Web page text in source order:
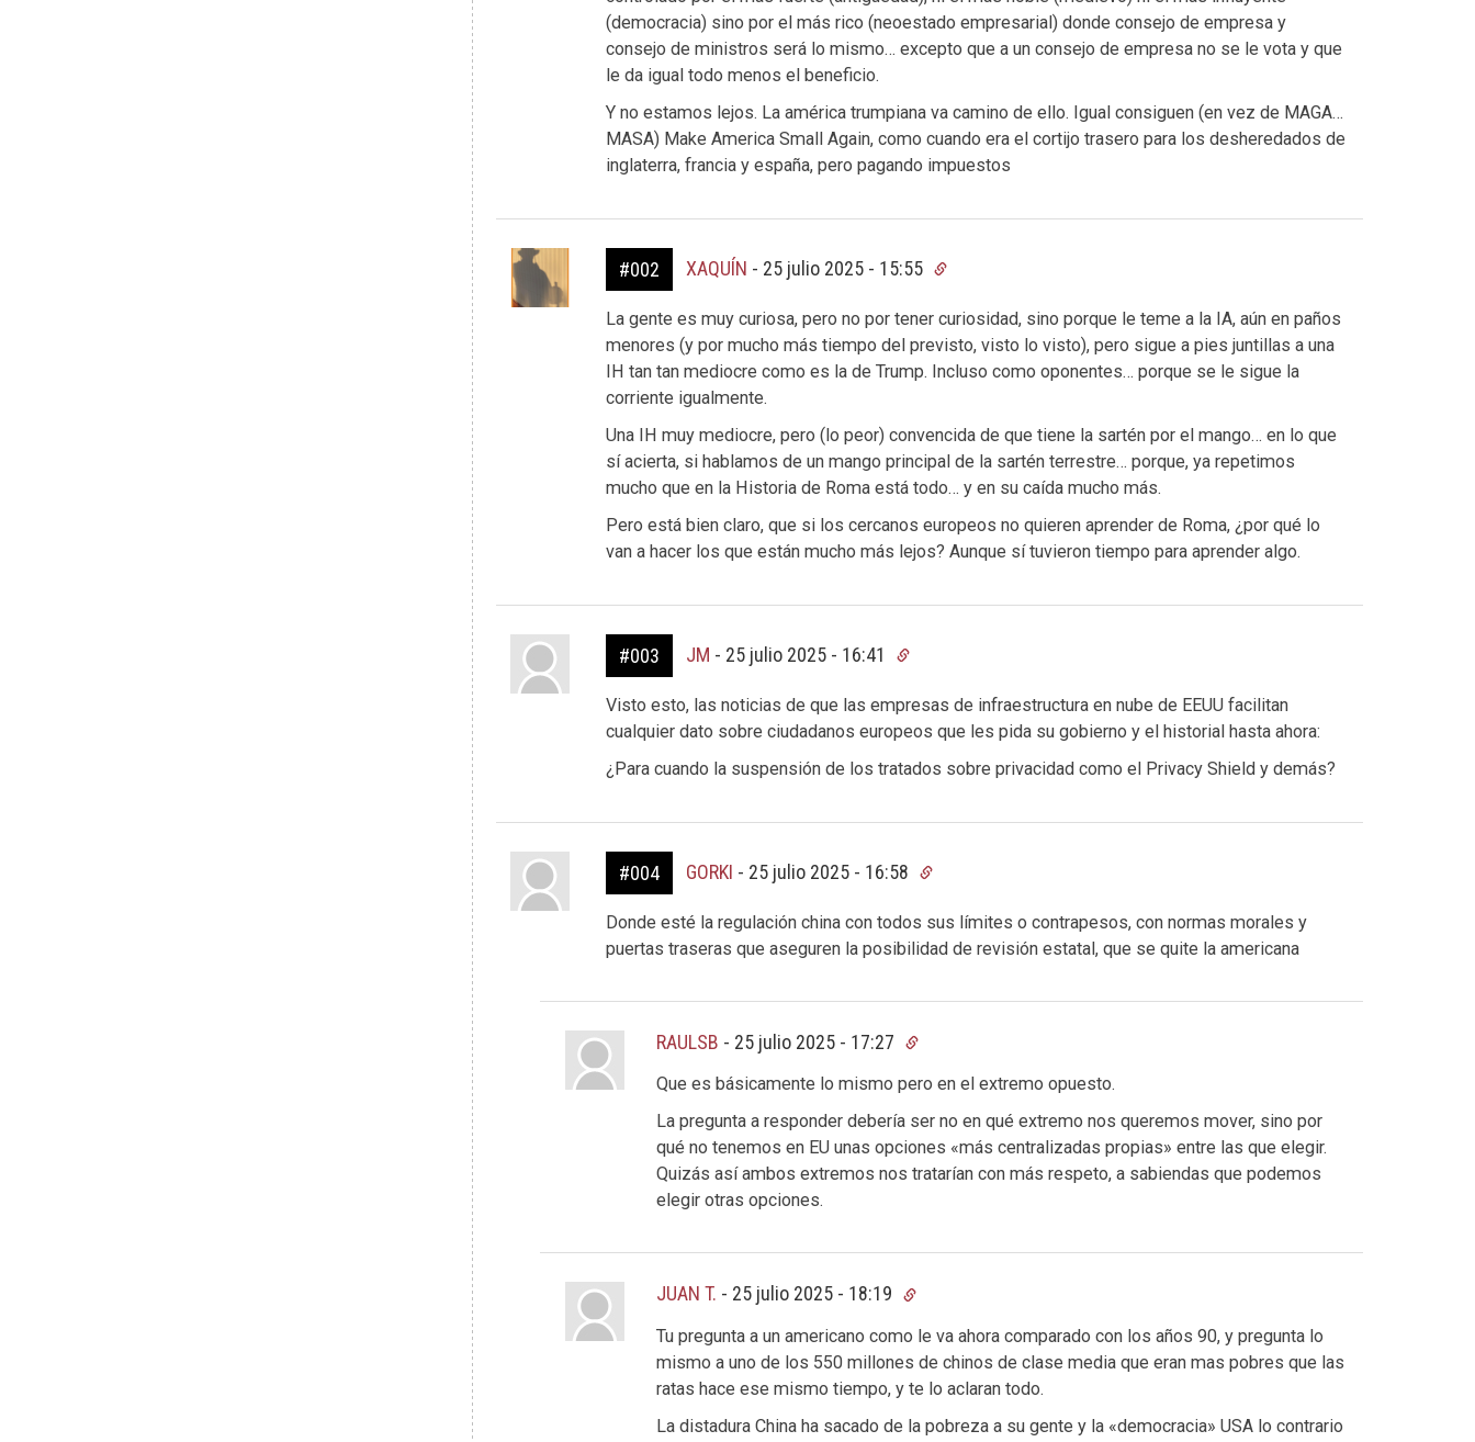
(democracia) sino por el más rico (neoestado empresarial) donde consejo de empresa y
consejo de ministros será lo mismo… excepto que a un consejo de empresa no se le vota y que
le da igual todo menos el beneficio.
Y no estamos lejos. La américa trumpiana va camino de ello. Igual consiguen (en vez de MAGA…
MASA) Make America Small Again, como cuando era el cortijo trasero para los desheredados de
inglaterra, francia y españa, pero pagando impuestos
#002 XAQUÍN - 25 julio 2025 - 15:55
La gente es muy curiosa, pero no por tener curiosidad, sino porque le teme a la IA, aún en paños
menores (y por mucho más tiempo del previsto, visto lo visto), pero sigue a pies juntillas a una
IH tan tan mediocre como es la de Trump. Incluso como oponentes… porque se le sigue la
corriente igualmente.
Una IH muy mediocre, pero (lo peor) convencida de que tiene la sartén por el mango… en lo que
sí acierta, si hablamos de un mango principal de la sartén terrestre… porque, ya repetimos
mucho que en la Historia de Roma está todo… y en su caída mucho más.
Pero está bien claro, que si los cercanos europeos no quieren aprender de Roma, ¿por qué lo
van a hacer los que están mucho más lejos? Aunque sí tuvieron tiempo para aprender algo.
#003 JM - 25 julio 2025 - 16:41
Visto esto, las noticias de que las empresas de infraestructura en nube de EEUU facilitan
cualquier dato sobre ciudadanos europeos que les pida su gobierno y el historial hasta ahora:
¿Para cuando la suspensión de los tratados sobre privacidad como el Privacy Shield y demás?
#004 GORKI - 25 julio 2025 - 16:58
Donde esté la regulación china con todos sus límites o contrapesos, con normas morales y
puertas traseras que aseguren la posibilidad de revisión estatal, que se quite la americana
RAULSB - 25 julio 2025 - 17:27
Que es básicamente lo mismo pero en el extremo opuesto.
La pregunta a responder debería ser no en qué extremo nos queremos mover, sino por
qué no tenemos en EU unas opciones «más centralizadas propias» entre las que elegir.
Quizás así ambos extremos nos tratarían con más respeto, a sabiendas que podemos
elegir otras opciones.
JUAN T. - 25 julio 2025 - 18:19
Tu pregunta a un americano como le va ahora comparado con los años 90, y pregunta lo
mismo a uno de los 550 millones de chinos de clase media que eran mas pobres que las
ratas hace ese mismo tiempo, y te lo aclaran todo.
La distadura China ha sacado de la pobreza a su gente y la «democracia» USA lo contrario